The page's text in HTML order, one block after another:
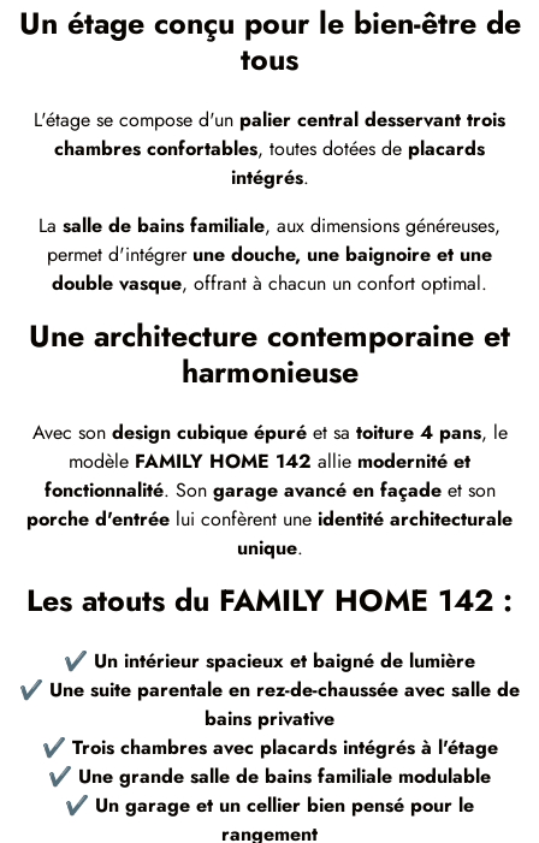
Un étage conçu pour le bien-être de
tous
L'étage se compose d'un palier central desservant trois
chambres confortables, toutes dotées de placards
intégrés.
La salle de bains familiale, aux dimensions généreuses,
permet d'intégrer une douche, une baignoire et une
double vasque, offrant à chacun un confort optimal.
Une architecture contemporaine et
harmonieuse
Avec son design cubique épuréet sa toiture 4 pans, le
modèle FAMILY HOME 142 allie modernité et
fonctionnalité. Son garage avancé en façadeet son
porche d'entrée lui confèrent une identité architecturale
unique.
Les atouts du FAMILY HOME 142 :
✔ Un intérieur spacieux et baigné de lumière
✔ Une suite parentale en rez-de-chaussée avec salle de
bains privative
✔ Trois chambres avec placards intégrés à l'étage
✔ Une grande salle de bains familiale modulable
✔ Un garage et un cellier bien pensé pour le
rangement